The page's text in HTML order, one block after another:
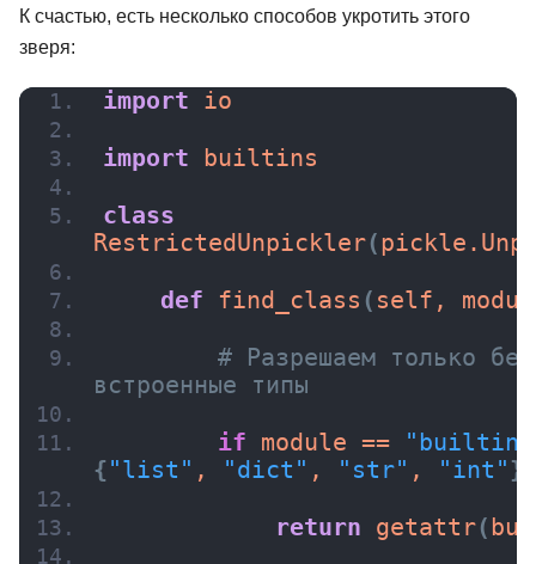
К счастью, есть несколько способов укротить этого
зверя:
import io
import builtins
class
RestrictedUnpickler(
def find_class ( self,
# Разрешаем только
встроенные типы
if module ==
{"list" , "dict" , "str" , "int" }
return getattr(